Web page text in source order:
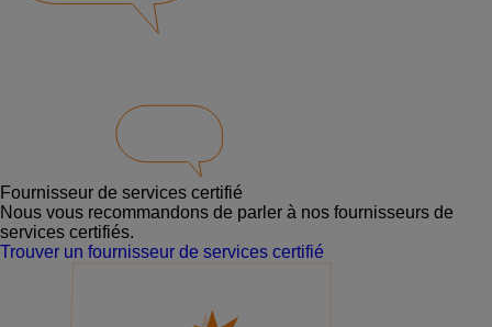
Fournisseur de services certifié
Nous vous recommandons de parler à nos fournisseurs de
services certifiés.
Trouver un fournisseur de services certifié